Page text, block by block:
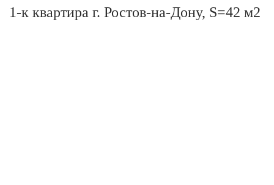
1-к квартира г. Ростов-на-Дону, S=42 м2